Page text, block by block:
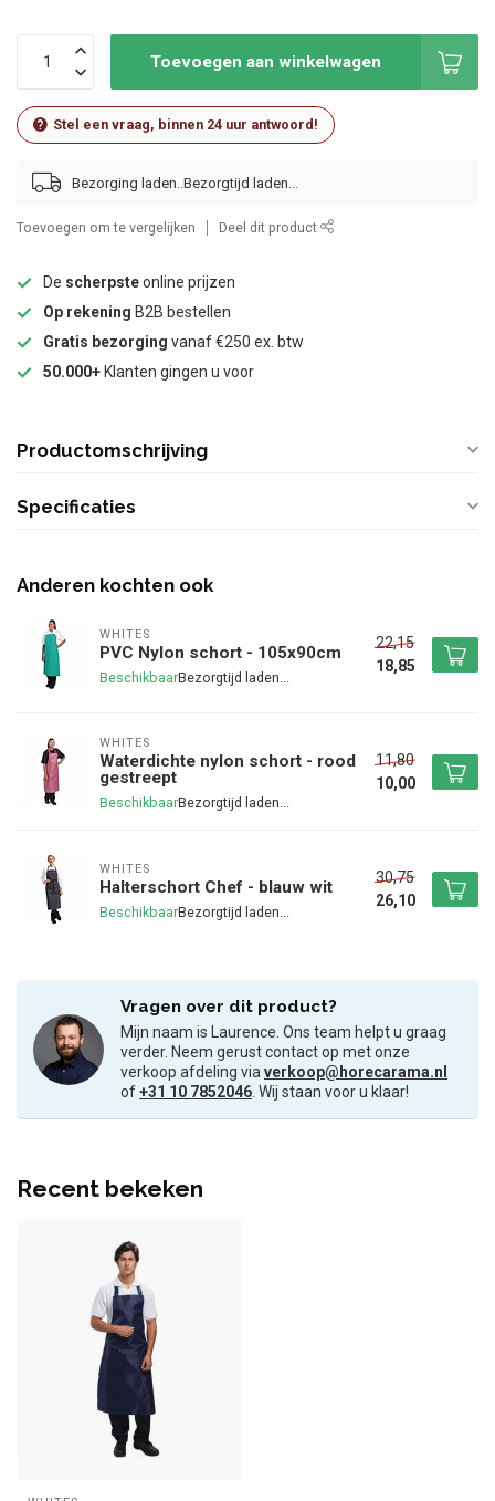
Toevoegen aan winkelwagen
Stel een vraag, binnen 24 uur antwoord!
Bezorging laden..
Toevoegen om te vergelijken Deel dit product
De scherpsteonline prijzen
Op rekening B2B bestellen
Gratis bezorging vanaf €250 ex. btw
50.000+ Klanten gingen u voor
Productomschrijving
Specificaties
Anderen kochten ook
WHITES
PVC Nylon schort - 105x90cm
Beschikbaar
22,15
18,85
WHITES
Waterdichte nylon schort - rood
gestreept
Beschikbaar
11,80
10,00
WHITES
Halterschort Chef - blauw wit
Beschikbaar
30,75
26,10
Vragen over dit product?
Mijn naam is Laurence. Ons team helpt u graag
verder. Neem gerust contact op met onze
verkoop afdeling viaverkoop@horecarama.nl
of+31 10 7852046. Wij staan voor u klaar!
Recent bekeken